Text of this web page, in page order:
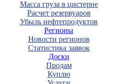
Масса груза в цистерне
Расчет резервуаров
Убыль нефтепродуктов
Регионы
Новости регионов
Статистика заявок
Доски
Продам
Куплю